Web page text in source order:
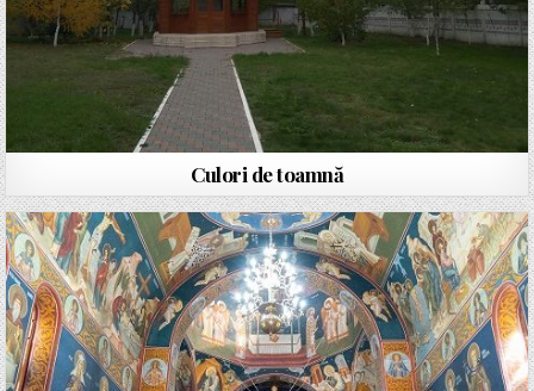
Culori de toamnă